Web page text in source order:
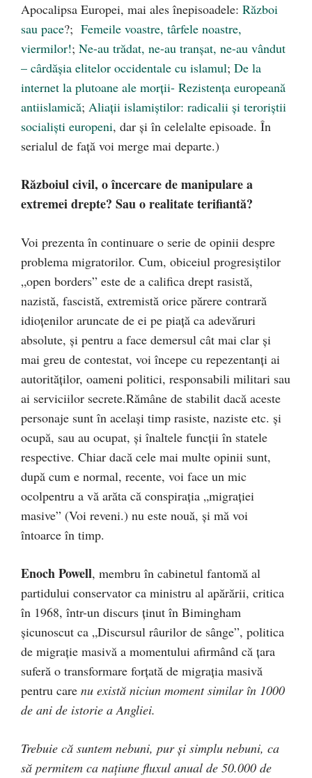
Apocalipsa Europei, mai ales înepisoadele: Război
sau pace?; Femeile voastre, târfele noastre,
viermilor!; Ne-au trădat, ne-au tranşat, ne-au vândut
– cârdăşia elitelor occidentale cu islamul; De la
internet la plutoane ale morţii- Rezistenţa europeană
antiislamică; Aliaţii islamiştilor: radicalii şi teroriştii
socialişti europeni, dar şi în celelalte episoade. În
serialul de faţă voi merge mai departe.)
Războiul civil, o încercare de manipulare a
extremei drepte? Sau o realitate terifiantă?
Voi prezenta în continuare o serie de opinii despre
problema migratorilor. Cum, obiceiul progresiştilor
„open borders” este de a califica drept rasistă,
nazistă, fascistă, extremistă orice părere contrară
idioţenilor aruncate de ei pe piaţă ca adevăruri
absolute, şi pentru a face demersul cât mai clar şi
mai greu de contestat, voi începe cu repezentanţi ai
autorităţilor, oameni politici, responsabili militari sau
ai serviciilor secrete.Rămâne de stabilit dacă aceste
personaje sunt în acelaşi timp rasiste, naziste etc. şi
ocupă, sau au ocupat, şi înaltele funcţii în statele
respective. Chiar dacă cele mai multe opinii sunt,
după cum e normal, recente, voi face un mic
ocolpentru a vă arăta că conspiraţia „migraţiei
masive” (Voi reveni.) nu este nouă, şi mă voi
întoarce în timp.
Enoch Powell, membru în cabinetul fantomă al
partidului conservator ca ministru al apărării, critica
în 1968, într-un discurs ţinut în Bimingham
şicunoscut ca „Discursul râurilor de sânge”, politica
de migraţie masivă a momentului afirmând că ţara
suferă o transformare forţată de migraţia masivă
pentru care nu există niciun moment similar în 1000
de ani de istorie a Angliei.
Trebuie că suntem nebuni, pur şi simplu nebuni, ca
să permitem ca naţiune fluxul anual de 50.000 de